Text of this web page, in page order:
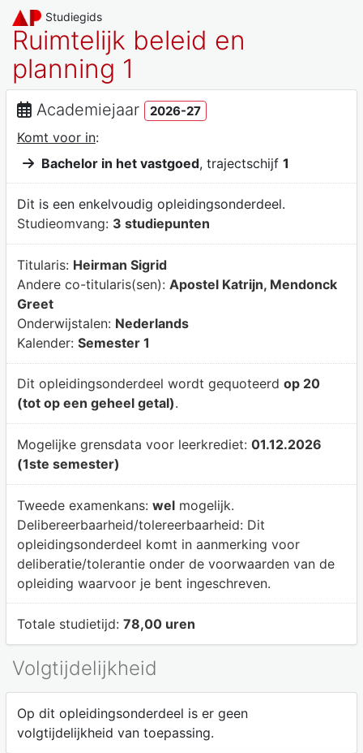
Studiegids
Ruimtelijk beleid en
planning 1
Academiejaar 2026-27
Komt voor in:
Bachelor in het vastgoed, trajectschijf 1
Dit is een enkelvoudig opleidingsonderdeel.
Studieomvang: 3 studiepunten
Titularis: Heirman Sigrid
Andere co-titularis(sen): Apostel Katrijn, Mendonck
Greet
Onderwijstalen: Nederlands
Kalender: Semester 1
Dit opleidingsonderdeel wordt gequoteerd op 20
(tot op een geheel getal).
Mogelijke grensdata voor leerkrediet: 01.12.2026
(1ste semester)
Tweede examenkans: welmogelijk.
Delibereerbaarheid/tolereerbaarheid: Dit
opleidingsonderdeel komt in aanmerking voor
deliberatie/tolerantie onder de voorwaarden van de
opleiding waarvoor je bent ingeschreven.
Totale studietijd: 78,00 uren
Volgtijdelijkheid
Op dit opleidingsonderdeel is er geen
volgtijdelijkheid van toepassing.